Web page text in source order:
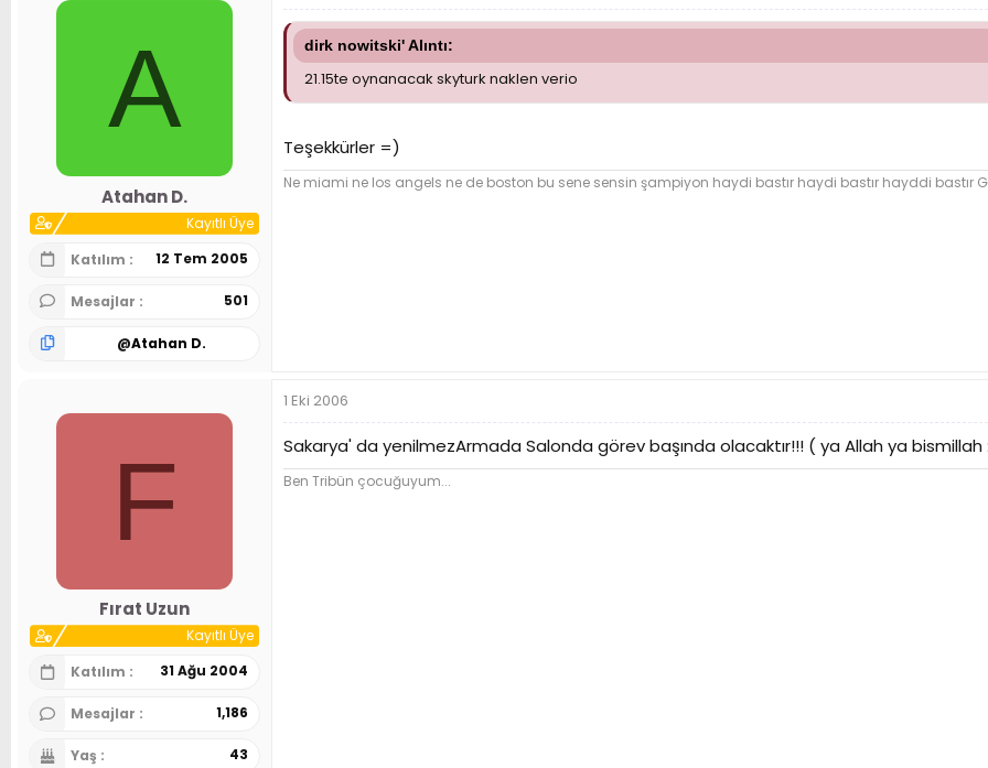
A
Atahan D.
Kayıtlı Üye
Katılım
12 Tem 2005
Mesajlar 501
@Atahan D.
dirk nowitski' Alıntı:
21.15te oynanacak skyturk naklen verio
Teşekkürler =)
Ne miami ne los angels ne de boston bu sene sensin şampiyon haydi bastır haydi bastır hayddi bastır
F
Fırat Uzun
Kayıtlı Üye
Katılım
31 Ağu 2004
Mesajlar 1,186
Yaş 43
1 Eki 2006
Sakarya' da yenilmezArmada Salonda görev başında olacaktır!!! ( ya Allah ya bismillah
Ben Tribün çocuğuyum...